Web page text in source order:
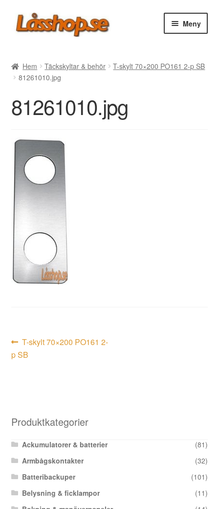
Hoppa
till
Hoppa
till
Meny
Rea
Villkor
Forum/Manualer/Råd
Support
Hem Täckskyltar & behör
T-skylt 70×200 PO161 2-p SB
81261010.jpg
81261010.jpg
Inläggsnavigering
Föregående
inlägg:
T-skylt 70×200 PO161 2-
p SB
Produktkategorier
Ackumulatorer & batterier
(81)
Armbågskontakter
(32)
Batteribackuper
(101)
Belysning & ficklampor
(11)